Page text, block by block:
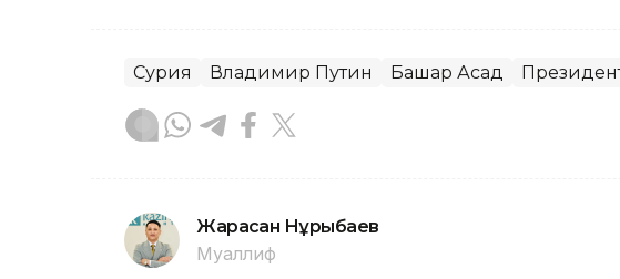
Сурия Владимир Путин Башар Асад
Жарасқан Нұрыбаев
Муаллиф